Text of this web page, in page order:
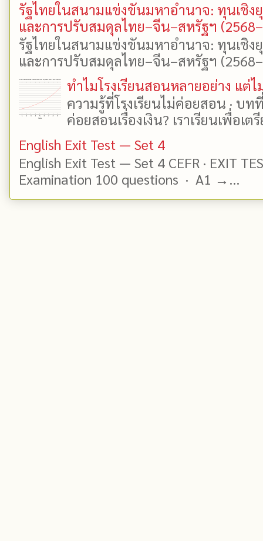
รัฐไทยในสนามแข่งขันมหาอำนาจ: ทุนเชิง
และการปรับสมดุลไทย–จีน–สหรัฐฯ
รัฐไทยในสนามแข่งขันมหาอำนาจ: ทุนเชิง
และการปรับสมดุลไทย–จีน–สหรัฐฯ
ทำไมโรงเรียนสอนหลายอย่าง แต่ไ
ความรู้ที่โรงเรียนไม่ค่อยสอน · บ
ค่อยสอนเรื่องเงิน? เราเรียนเพื่อเต
English Exit Test — Set 4
English Exit Test — Set 4 CEFR · EXIT
Examination 100 questions · A1 →...